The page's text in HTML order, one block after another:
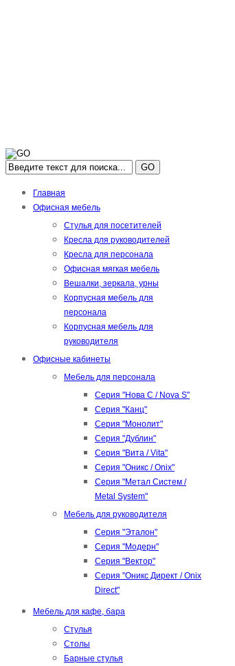
GO
Главная
Офисная мебель
Стулья для посетителей
Кресла для руководителей
Кресла для персонала
Офисная мягкая мебель
Вешалки, зеркала, урны
Корпусная мебель для
персонала
Корпусная мебель для
руководителя
Офисные кабинеты
Мебель для персонала
Серия "Нова С / Nova S"
Серия "Канц"
Серия "Монолит"
Серия "Дублин"
Серия "Вита / Vita"
Серия "Оникс / Onix"
Серия "Метал Систем /
Metal System"
Мебель для руководителя
Серия "Эталон"
Серия "Модерн"
Серия "Вектор"
Серия "Оникс Директ / Onix
Direct"
Мебель для кафе, бара
Стулья
Столы
Барные стулья